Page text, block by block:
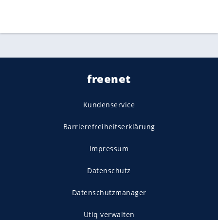
freenet
Kundenservice
Barrierefreiheitserklärung
Impressum
Datenschutz
Datenschutzmanager
Utiq verwalten